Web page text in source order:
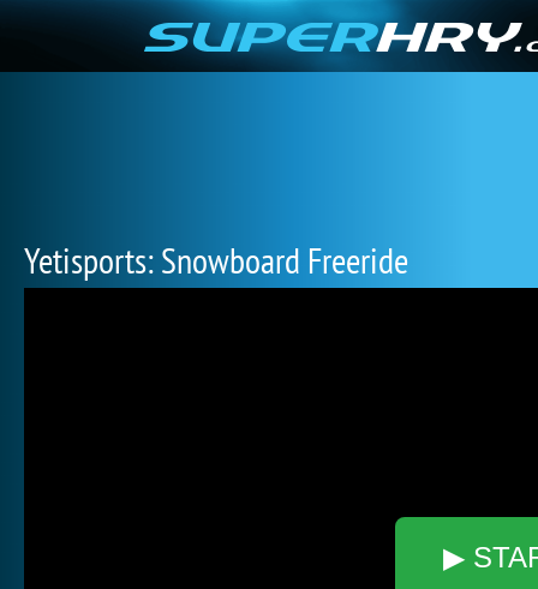
Yetisports: Snowboard Freeride
▶